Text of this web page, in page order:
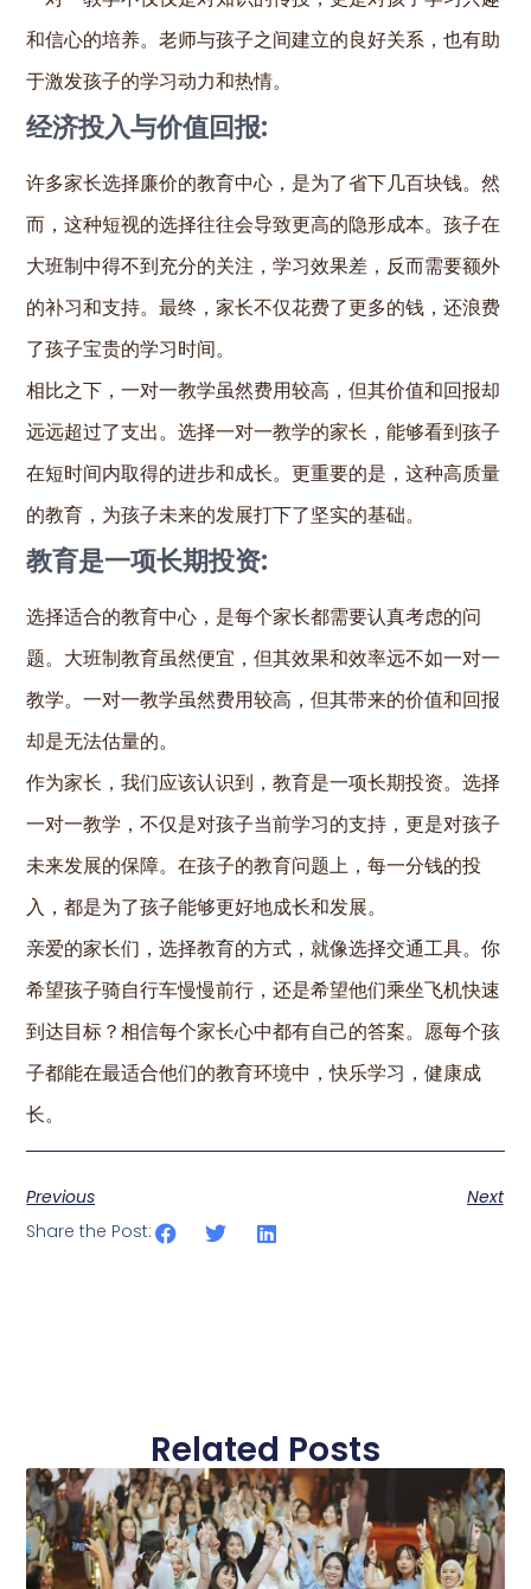
和信心的培养。老师与孩子之间建立的良好关系，也有助
于激发孩子的学习动力和热情。
经济投入与价值回报:
许多家长选择廉价的教育中心，是为了省下几百块钱。然
而，这种短视的选择往往会导致更高的隐形成本。孩子在
大班制中得不到充分的关注，学习效果差，反而需要额外
的补习和支持。最终，家长不仅花费了更多的钱，还浪费
了孩子宝贵的学习时间。
相比之下，一对一教学虽然费用较高，但其价值和回报却
远远超过了支出。选择一对一教学的家长，能够看到孩子
在短时间内取得的进步和成长。更重要的是，这种高质量
的教育，为孩子未来的发展打下了坚实的基础。
教育是一项长期投资:
选择适合的教育中心，是每个家长都需要认真考虑的问
题。大班制教育虽然便宜，但其效果和效率远不如一对一
教学。一对一教学虽然费用较高，但其带来的价值和回报
却是无法估量的。
作为家长，我们应该认识到，教育是一项长期投资。选择
一对一教学，不仅是对孩子当前学习的支持，更是对孩子
未来发展的保障。在孩子的教育问题上，每一分钱的投
入，都是为了孩子能够更好地成长和发展。
亲爱的家长们，选择教育的方式，就像选择交通工具。你
希望孩子骑自行车慢慢前行，还是希望他们乘坐飞机快速
到达目标？相信每个家长心中都有自己的答案。愿每个孩
子都能在最适合他们的教育环境中，快乐学习，健康成
长。
Previous
Next
Share the Post:
Related Posts